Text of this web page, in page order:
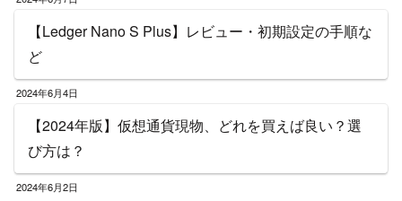
【Ledger Nano S Plus】レビュー・初期設定の手順な
ど
2024年6月4日
【2024年版】仮想通貨現物、どれを買えば良い？選
び方は？
2024年6月2日